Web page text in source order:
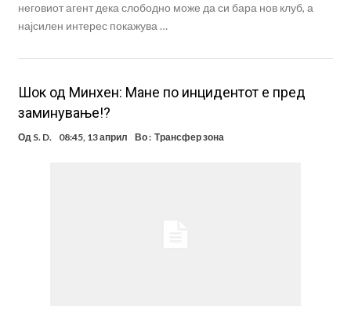
неговиот агент дека слободно може да си бара нов клуб, а
најсилен интерес покажува …
Шок од Минхен: Мане по инцидентот е пред
заминување!?
Од S. D. 08:45, 13 април Во : Трансфер зона